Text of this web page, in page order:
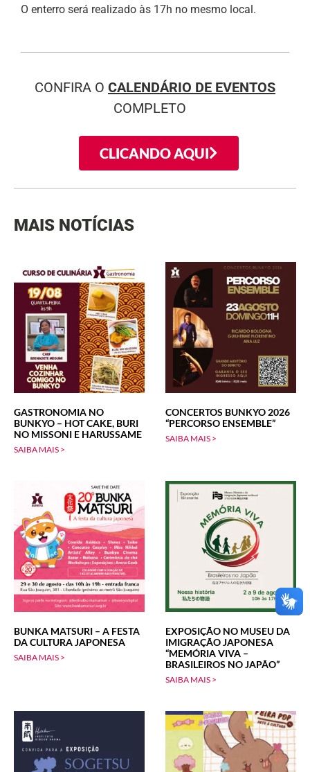
O enterro será realizado às 17h no mesmo local.
CONFIRA O CALENDÁRIO DE EVENTOS
COMPLETO
CLICANDO AQUI
MAIS NOTÍCIAS
GASTRONOMIA NO
BUNKYO – HOT CAKE, BURI
NO MISSONI E HARUSSAME
SAIBA MAIS >
CONCERTOS BUNKYO 2026
“PERCORSO ENSEMBLE”
SAIBA MAIS >
BUNKA MATSURI – A FESTA
DA CULTURA JAPONESA
SAIBA MAIS >
EXPOSIÇÃO NO MUSEU DA
IMIGRAÇÃO JAPONESA
“MEMÓRIA VIVA –
BRASILEIROS NO JAPÃO”
SAIBA MAIS >